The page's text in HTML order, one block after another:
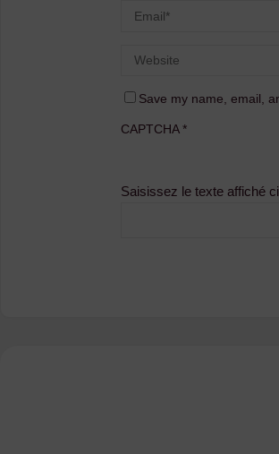
Save my name, email,
CAPTCHA*
Saisissez le texte affiché